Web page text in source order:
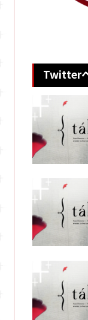
Twitter